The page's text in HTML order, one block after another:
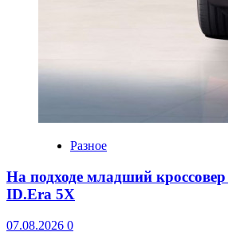
Разное
На подходе младший
ID.Era 5X
07.08.2026 0